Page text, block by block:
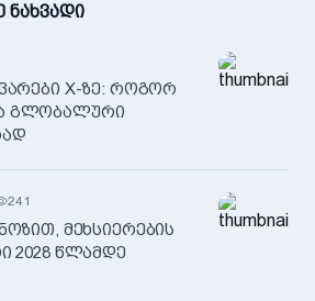
ᲜᲐᲮᲕᲐᲓᲘ
X-ზე: როგორ
გლობალური
241
მეხსიერების
2028 წლამდე